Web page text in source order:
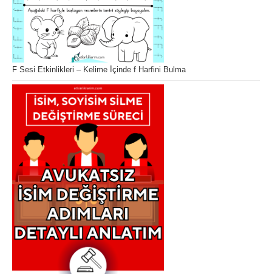
F Sesi Etkinlikleri – Kelime İçinde f Harfini Bulma